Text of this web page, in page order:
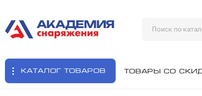
Каталог товаров Товары со